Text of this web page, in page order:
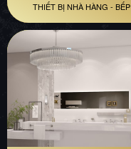
THIẾT BỊ NHÀ HÀNG - BẾP